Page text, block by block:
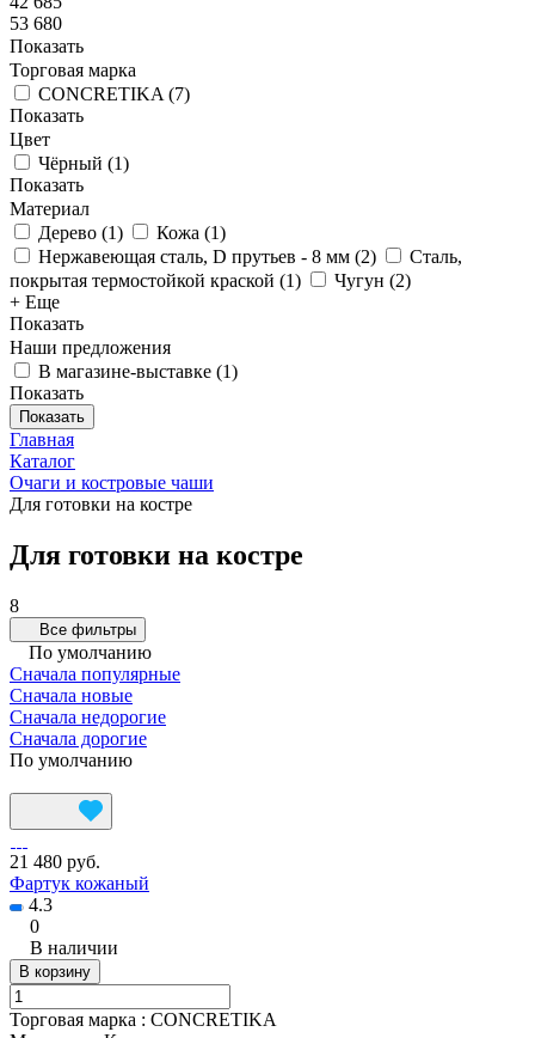
53 680
Показать
Торговая марка
CONCRETIKA (7)
Показать
Цвет
Чёрный (1)
Показать
Материал
Дерево (1) Кожа (1)
Нержавеющая сталь, D прутьев - 8 мм (2)
Сталь,
покрытая термостойкой краской (1) Чугун (2)
+ Еще
Показать
Наши предложения
В магазине-выставке (1)
Показать
Показать
Главная
Каталог
Очаги и костровые чаши
Для готовки на костре
Для готовки на костре
8
Все фильтры
По умолчанию
Сначала популярные
Сначала новые
Сначала недорогие
Сначала дорогие
По умолчанию
21 480 руб.
Фартук кожаный
4.3
0
В наличии
В корзину
Торговая марка : CONCRETIKA